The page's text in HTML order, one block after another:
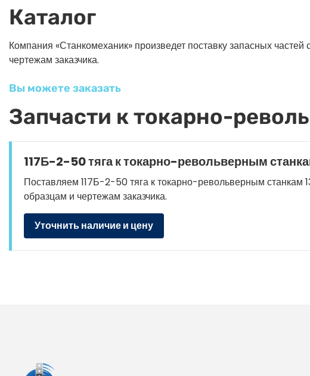
Каталог
Компания «Станкомеханик» произведет поставку запасных
чертежам заказчика.
Вы можете заказать
Запчасти к токарно-
117Б-2-50 тяга к токарно-револьверным
Поставляем 117Б-2-50 тяга к токарно-револьверным станкам
образцам и чертежам заказчика.
Уточнить наличие и цену